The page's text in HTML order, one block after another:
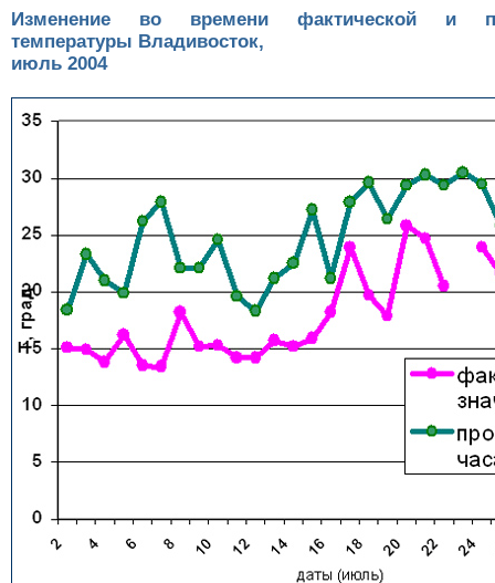
Изменение во времени фактической и
температуры Владивосток,
июль 2004